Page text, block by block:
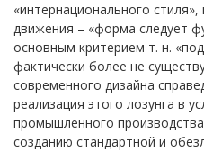
«интернационального стиля»,
движения – «форма следует
основным критерием т. н.
фактически более не
современного дизайна
реализация этого лозунга в
промышленного
созданию стандартной и